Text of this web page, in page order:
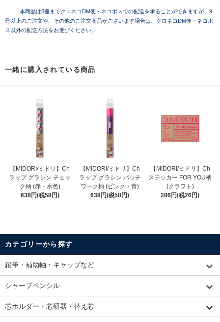
本商品は8冊までクロネコDM便・ネコポスでの配送を承ることができますが、9
冊以上のご注文や、その他のご注文商品がございます場合は、クロネコDM便・ネコポ
ス以外の配送方法をお選びください。
一緒に購入されている商品
【MIDORI/ミドリ】Ch
ラップ グラシン チェッ
ク柄 (赤・水色)
638円(税58円)
【MIDORI/ミドリ】Ch
ラップ グラシン パッチ
ワーク柄 (ピンク・青)
638円(税58円)
【MIDORI/ミドリ】Ch
ステッカー FOR YOU柄
(クラフト)
286円(税26円)
カテゴリーから探す
鉛筆・補助軸・キャップなど
シャープペンシル
芯ホルダー・芯研器・替え芯